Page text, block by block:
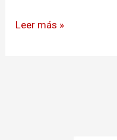
Leer más »